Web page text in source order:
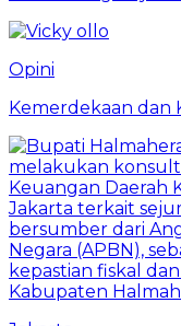
Opini
Kemerdekaan dan